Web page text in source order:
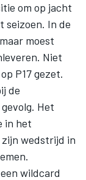
om op jacht
seizoen. In de
moest
Niet
P17 gezet.
de
Het
in het
wedstrijd in
wildcard